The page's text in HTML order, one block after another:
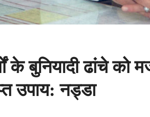
के बुनियादी ढांचे को
उपाय: नड्डा